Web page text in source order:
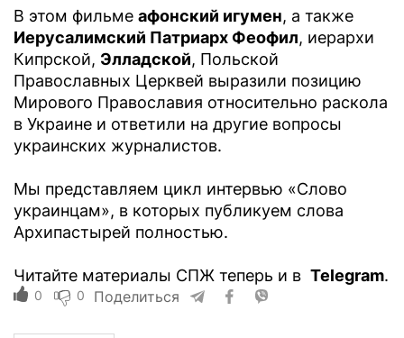
В этом фильме афонский игумен, а также
Иерусалимский Патриарх Феофил, иерархи
Кипрской, Элладской, Польской
Православных Церквей выразили позицию
Мирового Православия относительно раскола
в Украине и ответили на другие вопросы
украинских журналистов.
Мы представляем цикл интервью «Слово
украинцам», в которых публикуем слова
Архипастырей полностью.
Читайте материалы СПЖ теперь и в Telegram.
0 0 Поделиться